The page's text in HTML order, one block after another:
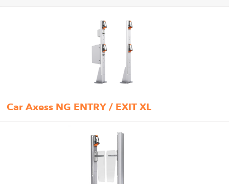
Car Axess NG ENTRY / EXIT XL